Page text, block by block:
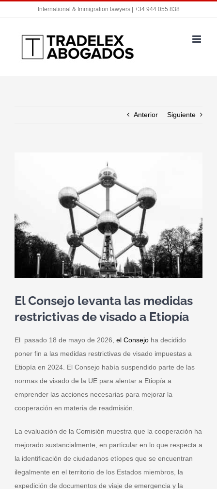
contenido
International & Immigration lawyers | +34 944 055 838
Anterior Siguiente
El Consejo levanta las medidas
restrictivas de visado a Etiopía
El pasado 18 de mayo de 2026, el Consejo ha decidido
poner fin a las medidas restrictivas de visado impuestas a
Etiopía en 2024. El Consejo había suspendido parte de las
normas de visado de la UE para alentar a Etiopía a
emprender las acciones necesarias para mejorar la
cooperación en materia de readmisión.
La evaluación de la Comisión muestra que la cooperación ha
mejorado sustancialmente, en particular en lo que respecta a
la identificación de ciudadanos etíopes que se encuentran
ilegalmente en el territorio de los Estados miembros, la
expedición de documentos de viaje de emergencia y la